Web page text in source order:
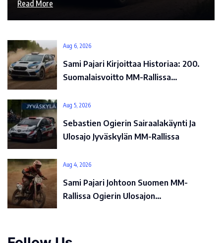
Read More
Aug 6, 2026
Sami Pajari Kirjoittaa Historiaa: 200.
Suomalaisvoitto MM-Rallissa…
Aug 5, 2026
Sebastien Ogierin Sairaalakäynti Ja
Ulosajo Jyväskylän MM-Rallissa
Aug 4, 2026
Sami Pajari Johtoon Suomen MM-
Rallissa Ogierin Ulosajon…